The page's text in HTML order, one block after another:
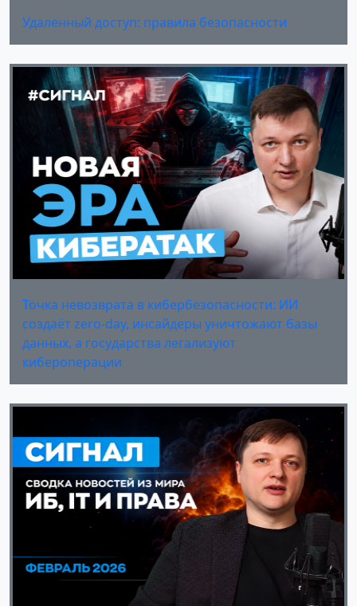
Удаленный доступ: правила безопасности
Точка невозврата в кибербезопасности: ИИ
создаёт zero-day, инсайдеры уничтожают базы
данных, а государства легализуют
кибероперации